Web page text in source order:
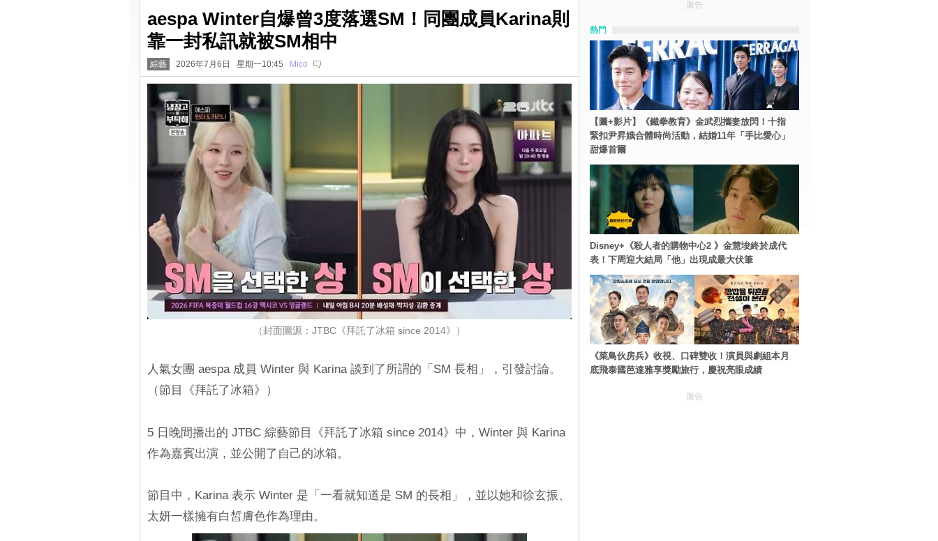
aespa Winter自爆曾3度落選SM！同團成員Karina則
靠一封私訊就被SM相中
綜藝 2026年7月6日 星期一10:45 Mico
（封面圖源：JTBC《拜託了冰箱 since 2014》）
人氣女團 aespa 成員 Winter 與 Karina 談到了所謂的「SM 長相」，引發討論。
（節目《拜託了冰箱》）
5 日晚間播出的 JTBC 綜藝節目《拜託了冰箱 since 2014》中，Winter 與 Karina
作為嘉賓出演，並公開了自己的冰箱。
節目中，Karina 表示 Winter 是「一看就知道是 SM 的長相」，並以她和徐玄振、
太妍一樣擁有白皙膚色作為理由。
廣告
熱門
【圖+影片】《鐵拳教育》金武烈攜妻放閃！十指
緊扣尹昇娥合體時尚活動，結婚11年「手比愛心」
甜爆首爾
Disney+《殺人者的購物中心2 》金慧埈終於成代
表！下周迎大結局「他」出現成最大伏筆
《菜鳥伙房兵》收視、口碑雙收！演員與劇組本月
底飛泰國芭達雅享獎勵旅行，慶祝亮眼成績
廣告